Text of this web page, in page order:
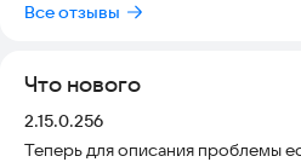
Все отзывы
Что нового
Версия:
2.15.0.256
Теперь для описания проблемы